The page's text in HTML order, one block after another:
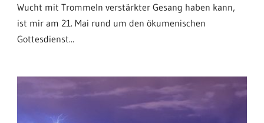
Wucht mit Trommeln verstärkter Gesang haben kann,
ist mir am 21. Mai rund um den ökumenischen
Gottesdienst...